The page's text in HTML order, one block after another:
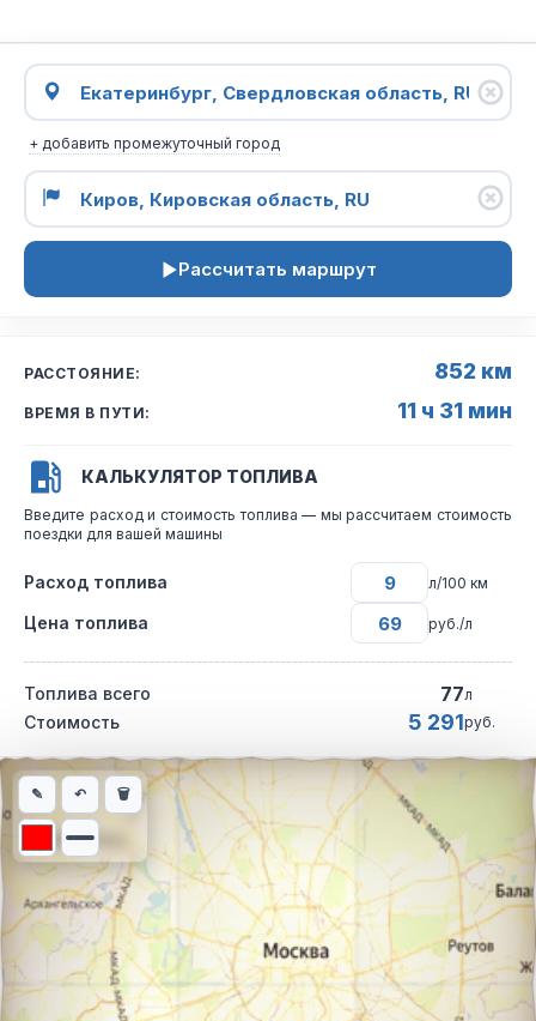
+ добавить промежуточный город
Рассчитать маршрут
РАССТОЯНИЕ: 852 км
ВРЕМЯ В ПУТИ: 11 ч 31 мин
КАЛЬКУЛЯТОР ТОПЛИВА
Введите расход и стоимость топлива — мы рассчитаем стоимость
поездки для вашей машины
Расход топлива л/100 км
Цена топлива руб./л
Топлива всего 77л
Стоимость 5 291руб.
Интерактивная карта автомобильного маршрута из города
✎ ↶ 🗑